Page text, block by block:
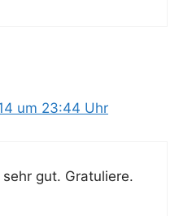
um 23:44 Uhr
gut. Gratuliere.